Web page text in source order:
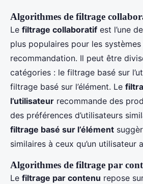
Algorithmes de filtrage
Le filtrage collaboratif est l’une
plus populaires pour les systèmes
recommandation. Il peut être
catégories : le filtrage basé sur
filtrage basé sur l’élément. Le
l’utilisateur recommande des
des préférences d’utilisateurs
filtrage basé sur l’élément
similaires à ceux qu’un utilisateur
Algorithmes de filtrage par
Le filtrage par contenu repose